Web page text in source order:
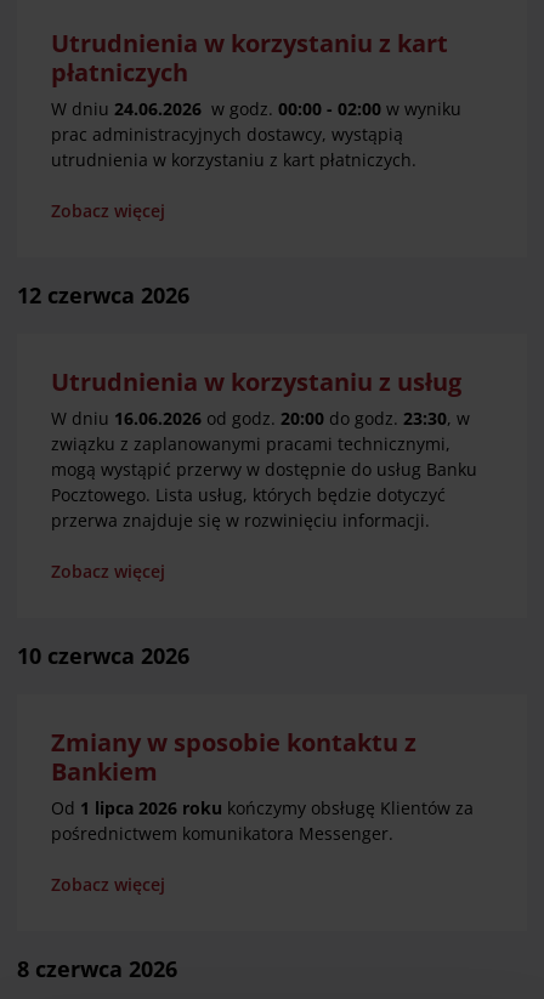
Utrudnienia w korzystaniu z kart
płatniczych
W dniu 24.06.2026 w godz. 00:00 - 02:00 w wyniku
prac administracyjnych dostawcy, wystąpią
utrudnienia w korzystaniu z kart płatniczych.
Zobacz więcej
12 czerwca 2026
Utrudnienia w korzystaniu z usług
W dniu 16.06.2026 od godz. 20:00 do godz. 23:30, w
związku z zaplanowanymi pracami technicznymi,
mogą wystąpić przerwy w dostępnie do usług Banku
Pocztowego. Lista usług, których będzie dotyczyć
przerwa znajduje się w rozwinięciu informacji.
Zobacz więcej
10 czerwca 2026
Zmiany w sposobie kontaktu z
Bankiem
Od 1 lipca 2026 roku kończymy obsługę Klientów za
pośrednictwem komunikatora Messenger.
Zobacz więcej
8 czerwca 2026